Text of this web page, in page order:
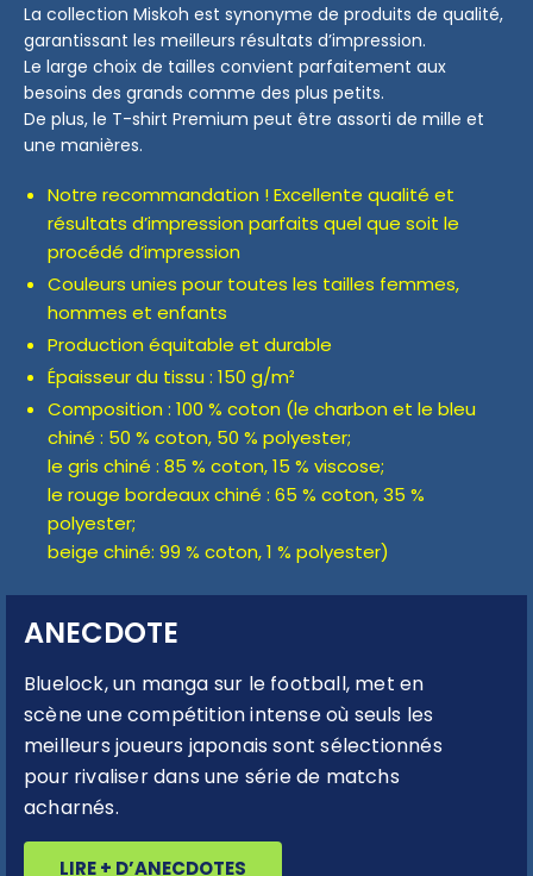
La collection Miskoh est synonyme de produits de qualité,
garantissant les meilleurs résultats d’impression.
Le large choix de tailles convient parfaitement aux
besoins des grands comme des plus petits.
De plus, le T-shirt Premium peut être assorti de mille et
une manières.
Notre recommandation ! Excellente qualité et
résultats d’impression parfaits quel que soit le
procédé d’impression
Couleurs unies pour toutes les tailles femmes,
hommes et enfants
Production équitable et durable
Épaisseur du tissu : 150 g/m²
Composition : 100 % coton (le charbon et le bleu
chiné : 50 % coton, 50 % polyester;
le gris chiné : 85 % coton, 15 % viscose;
le rouge bordeaux chiné : 65 % coton, 35 %
polyester;
beige chiné: 99 % coton, 1 % polyester)
ANECDOTE
Bluelock, un manga sur le football, met en
scène une compétition intense où seuls les
meilleurs joueurs japonais sont sélectionnés
pour rivaliser dans une série de matchs
acharnés.
LIRE + D’ANECDOTES